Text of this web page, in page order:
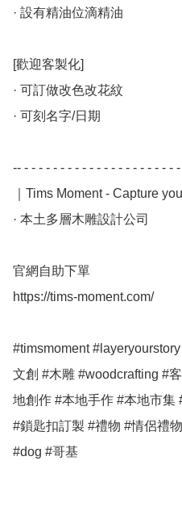
· 設有精油位滴精油
[歡迎客製化]
· 可訂做改色改花紋
· 可刻名字/日期
-- - - - - - - - - - - - - - - - - - - - - -
｜Tims Moment - Capture
· 本土多層木雕設計公司
官網自助下單
https://tims-moment.com/
#timsmoment
文創 #木雕 #woodcrafting #
地創作 #本地手作 #本地市集
#鎖匙扣訂製 #禮物 #情侶禮
#dog #哥基